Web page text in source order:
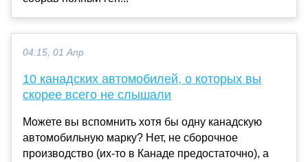
04:15, 01 Апр
10 канадских автомобилей, о которых вы
скорее всего не слышали
Можете вы вспомнить хотя бы одну канадскую
автомобильную марку? Нет, не сборочное
производство (их-то в Канаде предостаточно), а